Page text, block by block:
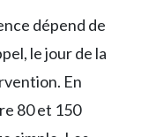
dépend de
le jour de la
En
80 et 150